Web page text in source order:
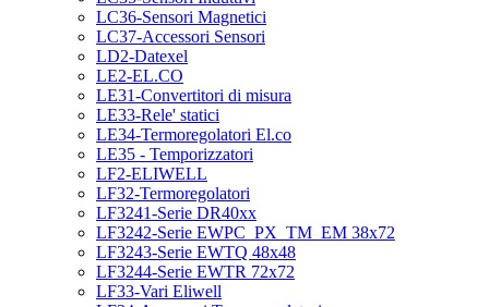
LC36-Sensori Magnetici
LC37-Accessori Sensori
LD2-Datexel
LE2-EL.CO
LE31-Convertitori di misura
LE33-Rele' statici
LE34-Termoregolatori El.co
LE35 - Temporizzatori
LF2-ELIWELL
LF32-Termoregolatori
LF3241-Serie DR40xx
LF3242-Serie EWPC_PX_TM_EM 38x72
LF3243-Serie EWTQ 48x48
LF3244-Serie EWTR 72x72
LF33-Vari Eliwell